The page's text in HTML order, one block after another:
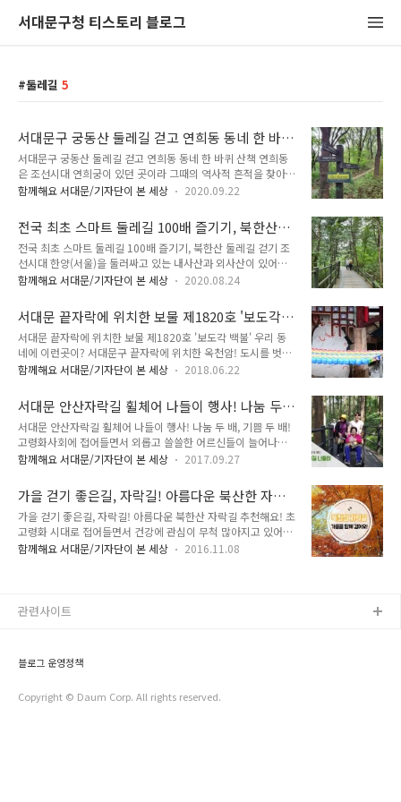
서대문구청 티스토리 블로그
둘레길 5
서대문구 궁동산 둘레길 걷고 연희동 동네 한 바
퀴 산책
서대문구 궁동산 둘레길 걷고 연희동 동네 한 바퀴 산책 연희동
은 조선시대 연희궁이 있던 곳이라 그때의 역사적 흔적을 찾아볼
수 있으며, 분위기 있는 커피숍과 맛집, 공방 등 다양한 볼거리가
라고 작고 낮은 산이 있는데, 흙길로 되어 있어 흙을 밟으면서 산
책을 즐길 수 있습니다. ▲ 궁동산 안내도 위 안내도를 보면 우측
안산 근린공원, 궁동근린공원, 궁동산 정상으로 이어져 있어요.
지난 주 다녀온 이곳은 궁동산 둘레길 걷고, 연희동 동네 한 바퀴
산책 하는 것인데요. 산책 코스 소개 자연사박물관 입구 하차 -
연희문학창작촌 - 석통제 - 전통주 양조장 같이 - 공방 - 연희..
함께해요 서대문/기자단이 본 세상 2020.09.22
전국 최초 스마트 둘레길 100배 즐기기, 북한산
둘레길 걷기
전국 최초 스마트 둘레길 100배 즐기기, 북한산 둘레길 걷기 조
선시대 한양(서울)을 둘러싸고 있는 내사산과 외사산이 있어요.
내사산은 인왕산 (338m), 백악산(북악산342m), 타락산(낙산
(595.7m), 남쪽의 관악산(829m), 북쪽의 북한산(836m), 서쪽
의 덕양산(행주, 125m)이 있지요. 그런데 도심 속 전망 좋고 걷
기 좋은 자락길은 안산 자락길도 있지만, 이번에는 걷기 좋은 길
스탬프 투어 외사산 중 북한산 둘레길을 다녀왔어요. 코로나 19
슬기로운 생활 건강을 위해서 걷기 장소로 서대문 북한산 자락길
북한산 스마트 둘레길 걷기 북한산 스마트 둘레길은 북한산 입
구..
함께해요 서대문/기자단이 본 세상 2020.08.24
서대문 끝자락에 위치한 보물 제1820호 '보도각
백불'
서대문 끝자락에 위치한 보물 제1820호 '보도각 백불' 우리 동
네에 이런곳이? 서대문구 끝자락에 위치한 옥천암! 도시를 벗어
나지 않으면, 맑은 물과 공기, 아름다운 정취를 느낄 수 있는 자
고 물을 바라보는 완벽한 배산임수를 갖춘 사찰이 있습니다. 바
로 서대문구 끝자락에 위치한 보도각과 옥천암입니다. 저도 처음
보도각이란 말을 들었을때 유명한 다리인가? 라는 생각을 했었
습니다. 보도각은 바위에 새겨진 마애보살좌상(백불)을 보호하
기 위해 세운 사방이 트인 한 칸짜리 보호각입니다. 특이하게도
상의 크기는 대략 5m정도이며, 바위전체 높이는 약 10m정도
된다고 합니다. 크기도 크지만 ..
함께해요 서대문/기자단이 본 세상 2018.06.22
서대문 안산자락길 휠체어 나들이 행사! 나눔 두
배 기쁨 두 배!
서대문 안산자락길 휠체어 나들이 행사! 나눔 두 배, 기쁨 두 배!
고령화사회에 접어들면서 외롭고 쓸쓸한 어르신들이 늘어나고
있어요. 서대문구에 몸이 아파서 외출이 어려운 홀몸 어르신들에
에서 열린 '나눔 이웃'과 함께하는 저소득 어르신 휠체어 안산 자
락길 나들이 행사입니다. ▲ 90세이신 함완숙 어른신과 봉사자
'나눔 이웃' 행사는 헬스리더 봉사자들과 직원이 함께 어르신을
모시고 다녀왔어요. Tong 지기와 함께 서대문 안산 현장으로 가
볼까요?^^ 거동이 불편한 어르신들은 휠체어를 빌려 2인 1조로
함께해요 서대문/기자단이 본 세상 2017.09.27
가을 걷기 좋은길, 자락길! 아름다운 북산한 자락
길 추천해요!
가을 걷기 좋은길, 자락길! 아름다운 북한산 자락길 추천해요! 초
고령화 시대로 접어들면서 건강에 관심이 무척 많아지고 있어요.
홍제천을 따라 걷는 사람들도 있지만 산을 좋아하는 사람들은 피
걷기에 나섰어요. 홍은동 북한산 자락길은 A, B, C 코스 약 4.
상윤 위원장은 홍은1동에 있는 북한산 자락길에 많은 사람들이
함께해요 서대문/기자단이 본 세상 2016.11.08
블로그 운영정책
Copyright © Daum Corp. All rights reserved.
관련사이트